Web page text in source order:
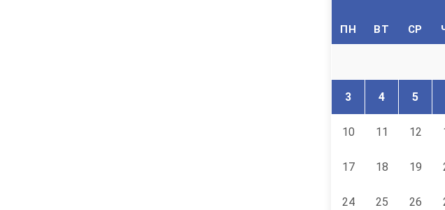
ПН ВТ СР
3 4 5
10 11 12
17 18 19
24 25 26